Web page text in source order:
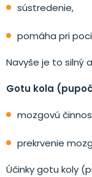
sústredenie,
pomáha pri
Navyše je to silný
Gotu kola
mozgovú
prekrvenie
Účinky gotu koly